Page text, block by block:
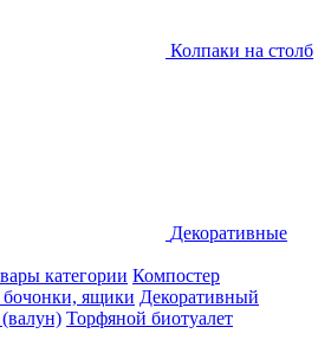
Колпаки на столб
Декоративные
категории Компостер
ящики Декоративный
Торфяной биотуалет